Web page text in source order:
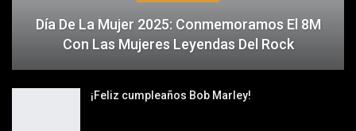
Día De La Mujer 2025: Conmemoramos El 8M
Con Las Mujeres Leyendas Del Rock
¡Feliz cumpleaños Bob Marley!